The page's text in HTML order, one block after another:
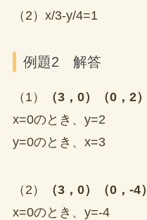
（2）x/3-y/4=1
例題2 解答
（1）
（3，0）（0，2）
x=0のとき、y=2
y=0のとき、x=3
（2）
（3，0）（0，-4）
x=0のとき、y=-4